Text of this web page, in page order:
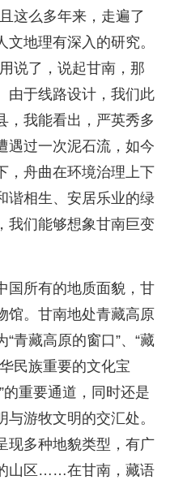
这么多年来，走遍了
地理有深入的研究。
说了，说起甘南，那
由于线路设计，我们此
，我能看出，严英秀多
遇过一次泥石流，如今
，舟曲在环境治理上下
谐相生、安居乐业的绿
我们能够想象甘南巨变
国所有的地质面貌，甘
馆。甘南地处青藏高原
青藏高原的窗口”、“藏
民族重要的文化宝
的重要通道，同时还是
游牧文明的交汇处。
现多种地貌类型，有广
山区……在甘南，藏语